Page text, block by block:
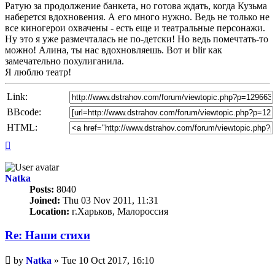
Ратую за продолжение банкета, но готова ждать, когда Кузьма
наберется вдохновения. А его много нужно. Ведь не только не
все киногерои охвачены - есть еще и театральные персонажи.
Ну это я уже размечталась не по-детски! Но ведь помечтать-то
можно! Алина, ты нас вдохновляешь. Вот и blir как
замечательно похулиганила.
Я люблю театр!
Link:
BBcode:
HTML:
Natka
Posts: 8040
Joined: Thu 03 Nov 2011, 11:31
Location: г.Харьков, Малороссия
Re: Наши стихи
Unread
post
by Natka » Tue 10 Oct 2017, 16:10